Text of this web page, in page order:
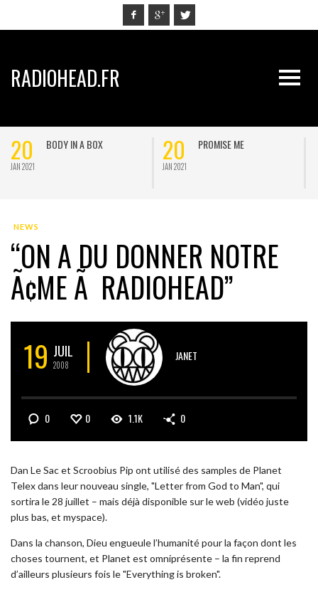
RADIOHEAD.FR
20
JAN 2021
BODY IN A BOX 20
JAN 2021
PROMISE ME
NEWS
“ON A DU DONNER NOTRE
Ã¢ME Ã RADIOHEAD”
19 JUIL
2008
JANET
0 0 1.1K 0
Dan Le Sac et Scroobius Pip ont utilisé des samples de Planet
Telex dans leur nouveau single, "Letter from God to Man", qui
sortira le 28 juillet – mais déjà disponible sur le web (vidéo juste
plus bas, et myspace).
Dans la chanson, Dieu engueule l’humanité pour la façon dont les
choses tournent, et Planet est omniprésente – la fin reprend
d’ailleurs plusieurs fois le "Everything is broken".